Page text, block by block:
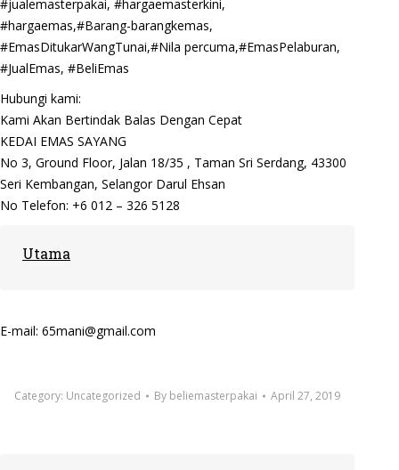
#jualemasterpakai, #hargaemasterkini,
#hargaemas,#Barang-barangkemas,
#EmasDitukarWangTunai,#Nila percuma,#EmasPelaburan,
#JualEmas, #BeliEmas
Hubungi kami:
Kami Akan Bertindak Balas Dengan Cepat
KEDAI EMAS SAYANG
No 3, Ground Floor, Jalan 18/35 , Taman Sri Serdang, 43300
Seri Kembangan, Selangor Darul Ehsan
No Telefon: +6 012 – 326 5128
Utama
E-mail: 65mani@gmail.com
Category: Uncategorized By beliemasterpakai April 27, 2019